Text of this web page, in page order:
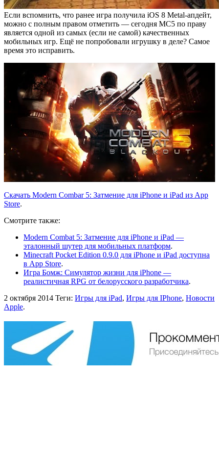
Если вспомнить, что ранее игра получила iOS 8 Metal-апдейт,
можно с полным правом отметить — сегодня MC5 по праву
является одной из самых (если не самой) качественных
мобильных игр. Ещё не попробовали игрушку в деле? Самое
время это исправить.
Скачать Modern Combar 5: Затмение для iPhone и iPad из App
Store.
Смотрите также:
Modern Combat 5: Затмение для iPhone и iPad —
эталонный шутер для мобильных платформ.
Minecraft Pocket Edition 0.9.0 для iPhone и iPad доступна
в App Store.
Игра Бомж: Симулятор жизни для iPhone —
реалистичная RPG от белорусского разработчика.
2 октября 2014 Теги: Игры для iPad, Игры для IPhone, Новости
Apple.